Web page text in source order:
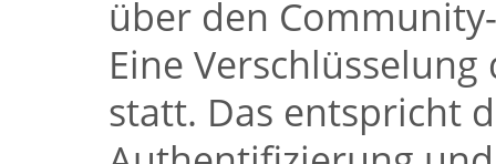
über den
Eine
statt. Das entspricht